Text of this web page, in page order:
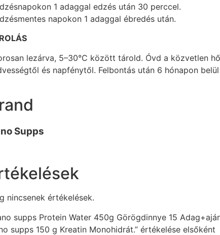
1 adaggal edzés után 30 perccel.
napokon 1 adaggal ébredés után.
lezárva, 5–30°C között tárold. Óvd a közvetlen
és napfénytől. Felbontás után 6 hónapon
Supps
nincsenek értékelések.
supps Protein Water 450g Görögdinnye 15
supps 150 g Kreatin Monohidrát.” értékelése elsőként